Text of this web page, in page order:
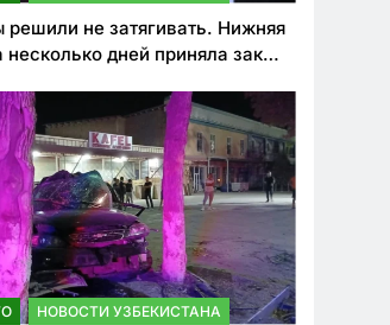
решили не затягивать. Нижняя
несколько дней приняла закон
нарушителей ПДД
НОВОСТИ УЗБЕКИСТАНА